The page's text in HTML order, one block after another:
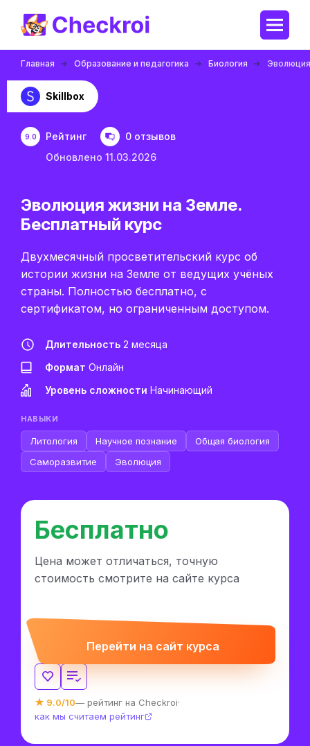
Главная Образование и педагогика Биология
Skillbox
9.0 Рейтинг
0 отзывов
Обновлено 11.03.2026
Эволюция жизни на Земле.
Бесплатный курс
Двухмесячный просветительский курс об
истории жизни на Земле от ведущих учёных
страны. Полностью бесплатно, с
сертификатом, но ограниченным доступом.
Длительность 2 месяца
Формат Онлайн
Уровень сложности Начинающий
НАВЫКИ
Литология Научное познание
Общая биология
Саморазвитие
Эволюция
Бесплатно
Цена может отличаться, точную
стоимость смотрите на сайте курса
Перейти на сайт курса
★ 9.0/10— рейтинг на Checkroi·
как мы считаем рейтинг